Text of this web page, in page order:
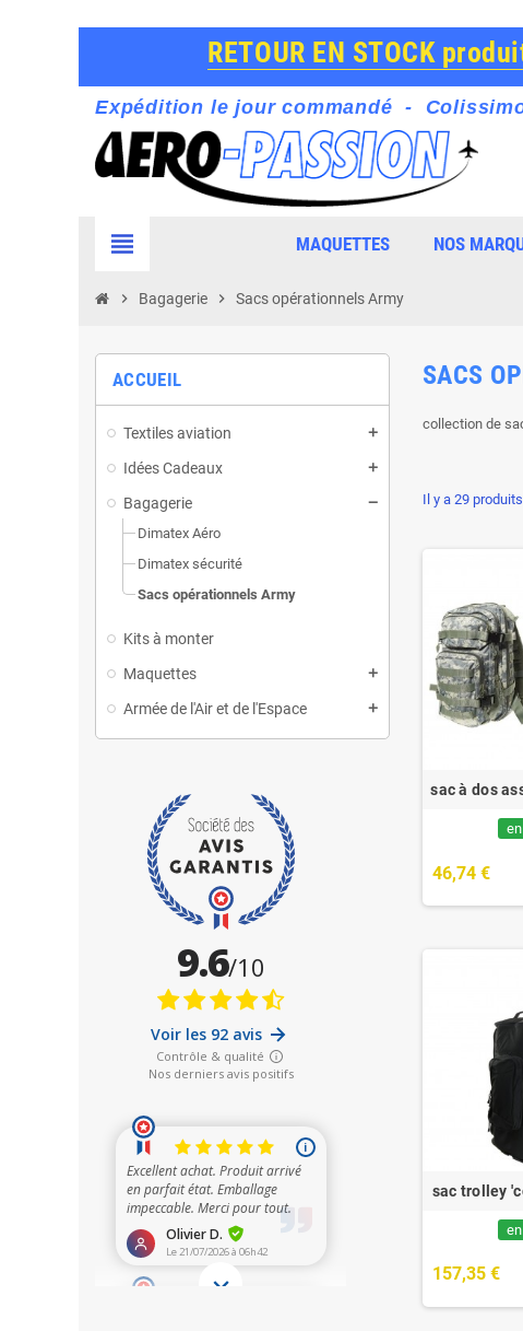
RETOUR EN STOCK
Expédition le jour commandé -
view_headline MAQUETTES NOS
chevron_right Bagagerie chevron_right Sacs opérationnels Army
ACCUEIL
Textiles aviation
Idées Cadeaux
Bagagerie
Dimatex Aéro
Dimatex sécurité
Sacs opérationnels Army
Kits à monter
Maquettes
Armée de l'Air et de l'Espace
SACS
collection de
Il y a 29
sac à dos
46,74 €
sac trolley
157,35 €